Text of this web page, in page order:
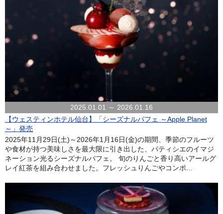
2025.01.01 ～ 2026.01.16
【ウェスティンホテル仙台】「シーズナルパフェ ～Apple Planet
～」発売
2025年11月29日(土)～2026年1月16日(金)の期間、季節のフルーツ
や食材が持つ美味しさを最大限に引き出した、パティシエのイマジ
ネーション光るシーズナルパフェ。 旬のりんごと香り高いアールグ
レイ紅茶を組み合わせました。フレッシュりんごやコンポ...